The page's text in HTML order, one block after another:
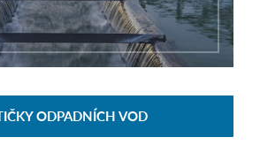
ODPADNÍCH VOD